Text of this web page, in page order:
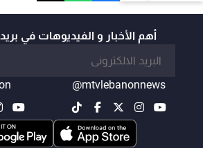
أهم الأخبار و الفيديوهات في
@mtvlebanonnews